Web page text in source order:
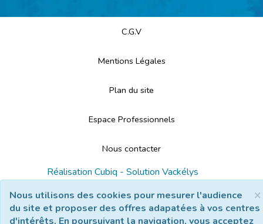
C.G.V
Mentions Légales
Plan du site
Espace Professionnels
Nous contacter
Réalisation Cubiq - Solution Vackélys
×
Nous utilisons des cookies pour mesurer l'audience
du site et proposer des offres adapatées à vos centres
d'intérêts. En poursuivant la navigation, vous acceptez